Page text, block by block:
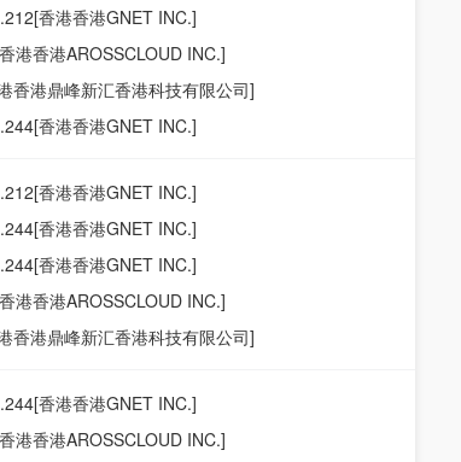
香港香港GNET INC.]
港香港AROSSCLOUD INC.]
香港鼎峰新汇香港科技有限公司]
香港香港GNET INC.]
香港香港GNET INC.]
香港香港GNET INC.]
香港香港GNET INC.]
港香港AROSSCLOUD INC.]
香港鼎峰新汇香港科技有限公司]
香港香港GNET INC.]
港香港AROSSCLOUD INC.]